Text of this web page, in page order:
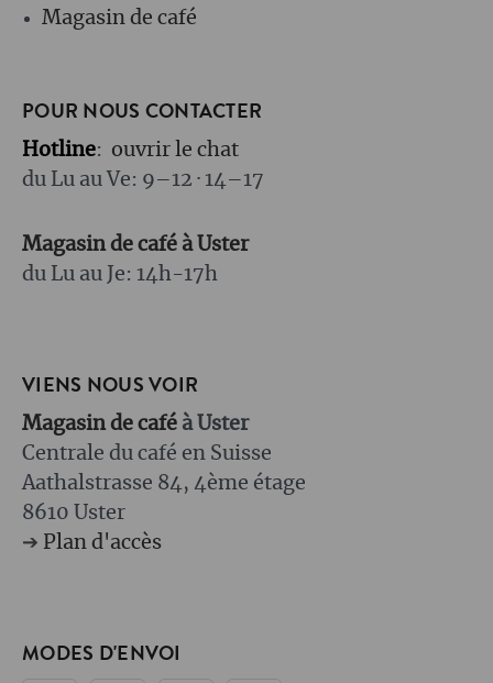
Magasin de café
POUR NOUS CONTACTER
Hotline: ouvrir le chat
du Lu au Ve: 9–12 · 14–17
Magasin de café à Uster
du Lu au Je: 14h-17h
VIENS NOUS VOIR
Magasin de café à Uster
Centrale du café en Suisse
Aathalstrasse 84, 4ème étage
8610 Uster
➔ Plan d'accès
MODES D'ENVOI